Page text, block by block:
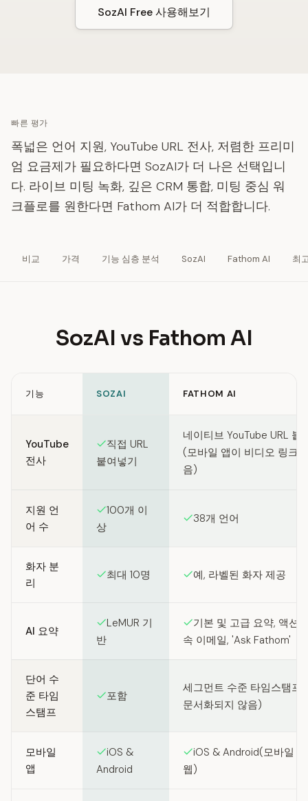
SozAI Free 사용해보기
빠른 평가
폭넓은 언어 지원, YouTube URL 전사, 저렴한 프리미
엄 요금제가 필요하다면 SozAI가 더 나은 선택입니
다. 라이브 미팅 녹화, 깊은 CRM 통합, 미팅 중심 워
크플로를 원한다면 Fathom AI가 더 적합합니다.
비교 가격 기능 심층 분석 SozAI Fathom AI 최
SozAI vs Fathom AI
기능 SOZAI FATHOM AI
YouTube
전사
직접 URL
붙여넣기
네이티브 YouTube URL 붙
(모바일 앱이 비디오 링크
음)
지원 언
어 수
100개 이
상
38개 언어
화자 분
리
최대 10명 예, 라벨된 화자 제공
AI 요약
LeMUR 기
반
기본 및 고급 요약, 액션
속 이메일, 'Ask Fathom'
단어 수
준 타임
스탬프
포함
세그먼트 수준 타임스탬프
문서화되지 않음)
모바일
앱
iOS &
Android
iOS & Android(모바일
웹)